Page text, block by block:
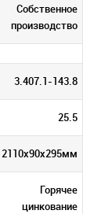
Собственное
производство
3.407.1-143.8
25.5
2110х90х295мм
Горячее
цинкование